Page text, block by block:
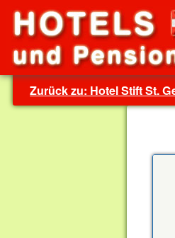
Zurück zu: Hotel Stift St.